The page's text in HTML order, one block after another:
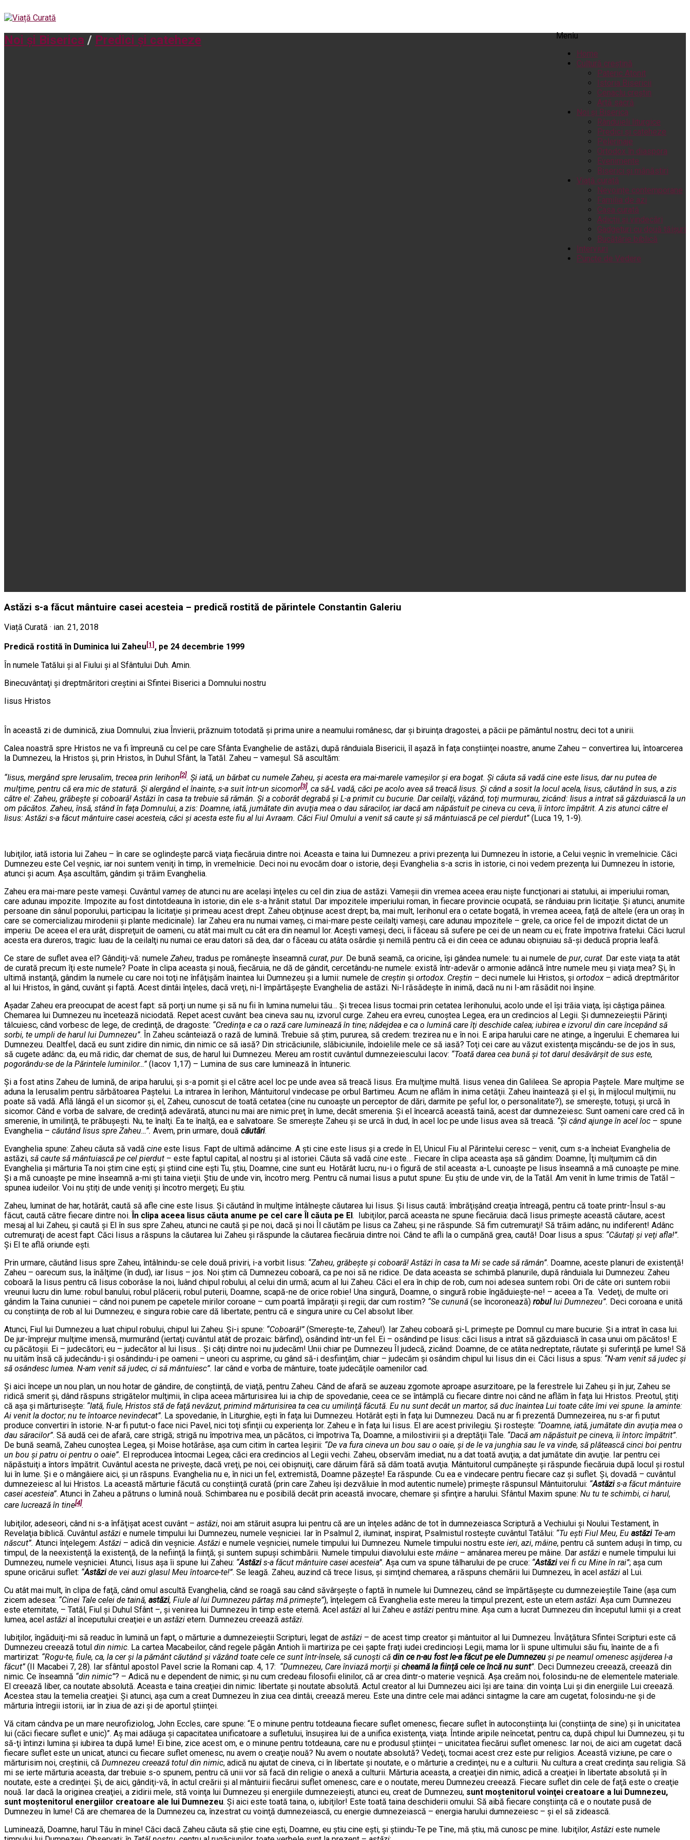
Meniu
Home
Cultură creștină
Pateric Atonit
Istoria Bisericii
Cenaclu creștin
Artă sacră
Noi și Biserica
Rânduieli liturgice
Predici și cateheze
Pelerinaje
Ortodox în diaspora
Evenimente
Biserici și mănăstiri
Viață curată
Nevoințe contemporane
Familia de azi
Casa curată
Adicții și vindecări
Gadgeturi cu două tăișuri
Bucătărie biblică
Interviuri
Puncte de Vedere
Noi și Biserica / Predici și cateheze
Astăzi s-a făcut mântuire casei acesteia – predică rostită de părintele Constantin Galeriu
Viață Curată · ian. 21, 2018
Predică rostită în Duminica lui Zaheu[1] , pe 24 decembrie 1999
În numele Tatălui şi al Fiului şi al Sfântului Duh. Amin.
Binecuvântaţi şi dreptmăritori creştini ai Sfintei Biserici a Domnului nostru
Iisus Hristos
În această zi de duminică, ziua Domnului, ziua Învierii, prăznuim totodată şi prima unire a neamului românesc, dar şi biruinţa dragostei, a păcii pe pământul nostru; deci tot a unirii.
Calea noastră spre Hristos ne va fi împreună cu cel pe care Sfânta Evanghelie de astăzi, după rânduiala Bisericii, îl aşază în faţa conştiinţei noastre, anume Zaheu – convertirea lui, întoarcerea
la Dumnezeu, la Hristos şi, prin Hristos, în Duhul Sfânt, la Tatăl. Zaheu – vameşul. Să ascultăm:
“Iisus, mergând spre Ierusalim, trecea prin Ierihon[2]. Şi iată, un bărbat cu numele Zaheu, şi acesta era mai-marele vameşilor şi era bogat. Şi căuta să vadă cine este Iisus, dar nu putea de
mulţime, pentru că era mic de statură. Şi alergând el înainte, s-a suit într-un sicomor[3], ca să-L vadă, căci pe acolo avea să treacă Iisus. Şi când a sosit la locul acela, Iisus, căutând în sus, a zis
către el: Zaheu, grăbeşte şi coboară! Astăzi în casa ta trebuie să rămân. Şi a coborât degrabă şi L-a primit cu bucurie. Dar ceilalţi, văzând, toţi murmurau, zicând: Iisus a intrat să găzduiască la un
om păcătos. Zaheu, însă, stând în faţa Domnului, a zis: Doamne, iată, jumătate din avuţia mea o dau săracilor, iar dacă am năpăstuit pe cineva cu ceva, îi întorc împătrit. A zis atunci către el
Iisus: Astăzi s-a făcut mântuire casei acesteia, căci şi acesta este fiu al lui Avraam. Căci Fiul Omului a venit să caute şi să mântuiască pe cel pierdut”(Luca 19, 1-9).
Iubiţilor, iată istoria lui Zaheu – în care se oglindeşte parcă viaţa fiecăruia dintre noi. Aceasta e taina lui Dumnezeu: a privi prezenţa lui Dumnezeu în istorie, a Celui veşnic în vremelnicie. Căci
Dumnezeu este Cel veşnic, iar noi suntem veniţi în timp, în vremelnicie. Deci noi nu evocăm doar o istorie, deşi Evanghelia s-a scris în istorie, ci noi vedem prezenţa lui Dumnezeu în istorie,
atunci şi acum. Aşa ascultăm, gândim şi trăim Evanghelia.
Zaheu era mai-mare peste vameşi. Cuvântul vameş de atunci nu are acelaşi înţeles cu cel din ziua de astăzi. Vameşii din vremea aceea erau nişte funcţionari ai statului, ai imperiului roman,
care adunau impozite. Impozite au fost dintotdeauna în istorie; din ele s-a hrănit statul. Dar impozitele imperiului roman, în fiecare provincie ocupată, se rânduiau prin licitaţie. Şi atunci, anumite
persoane din sânul poporului, participau la licitaţie şi primeau acest drept. Zaheu obţinuse acest drept; ba, mai mult, Ierihonul era o cetate bogată, în vremea aceea, faţă de altele (era un oraş în
care se comercializau mirodenii şi plante medicinale). Iar Zaheu era nu numai vameş, ci mai-mare peste ceilalţi vameşi, care adunau impozitele – grele, ca orice fel de impozit dictat de un
imperiu. De aceea el era urât, dispreţuit de oameni, cu atât mai mult cu cât era din neamul lor. Aceşti vameşi, deci, îi făceau să sufere pe cei de un neam cu ei; frate împotriva fratelui. Căci lucrul
acesta era dureros, tragic: luau de la ceilalţi nu numai ce erau datori să dea, dar o făceau cu atâta osârdie şi nemilă pentru că ei din ceea ce adunau obişnuiau să-şi deducă propria leafă.
Ce stare de suflet avea el? Gândiţi-vă: numele Zaheu, tradus pe româneşte înseamnă curat, pur. De bună seamă, ca oricine, îşi gândea numele: tu ai numele de pur, curat. Dar este viaţa ta atât
de curată precum îţi este numele? Poate în clipa aceasta şi nouă, fiecăruia, ne dă de gândit, cercetându-ne numele: există într-adevăr o armonie adâncă între numele meu şi viaţa mea? Şi, în
ultimă instanţă, gândim la numele cu care noi toţi ne înfăţişăm înaintea lui Dumnezeu şi a lumii: numele de creştin şi ortodox. Creştin – deci numele lui Hristos, şi ortodox – adică dreptmăritor
al lui Hristos, în gând, cuvânt şi faptă. Acest dintâi înţeles, dacă vreţi, ni-l împărtăşeşte Evanghelia de astăzi. Ni-l răsădeşte în inimă, dacă nu ni l-am răsădit noi înşine.
Aşadar Zaheu era preocupat de acest fapt: să porţi un nume şi să nu fii în lumina numelui tău… Şi trecea Iisus tocmai prin cetatea Ierihonului, acolo unde el îşi trăia viaţa, îşi câştiga pâinea.
Chemarea lui Dumnezeu nu încetează niciodată. Repet acest cuvânt: bea cineva sau nu, izvorul curge. Zaheu era evreu, cunoştea Legea, era un credincios al Legii. Şi dumnezeieştii Părinţi
tâlcuiesc, când vorbesc de lege, de credinţă, de dragoste: “Credinţa e ca o rază care luminează în tine; nădejdea e ca o lumină care îţi deschide calea; iubirea e izvorul din care începând să
sorbi, te umpli de harul lui Dumnezeu”. În Zaheu scânteiază o rază de lumină. Trebuie să ştim, pururea, să credem: trezirea nu e în noi. E aripa harului care ne atinge, a îngerului. E chemarea lui
Dumnezeu. Dealtfel, dacă eu sunt zidire din nimic, din nimic ce să iasă? Din stricăciunile, slăbiciunile, îndoielile mele ce să iasă? Toţi cei care au văzut existenţa mişcându-se de jos în sus,
să cugete adânc: da, eu mă ridic, dar chemat de sus, de harul lui Dumnezeu. Mereu am rostit cuvântul dumnezeiescului Iacov: “Toată darea cea bună şi tot darul desăvârşit de sus este,
pogorându-se de la Părintele luminilor…”(Iacov 1,17) – Lumina de sus care luminează în întuneric.
Şi a fost atins Zaheu de lumină, de aripa harului, şi s-a pornit şi el către acel loc pe unde avea să treacă Iisus. Era mulţime multă. Iisus venea din Galileea. Se apropia Paştele. Mare mulţime se
aduna la Ierusalim pentru sărbătoarea Paştelui. La intrarea în Ierihon, Mântuitorul vindecase pe orbul Bartimeu. Acum ne aflăm în inima cetăţii. Zaheu înaintează şi el şi, în mijlocul mulţimii, nu
poate să vadă. Află lângă el un sicomor şi, el, Zaheu, cunoscut de toată cetatea (cine nu cunoaşte un perceptor de dări, darmite pe şeful lor, o personalitate?), se smereşte, totuşi, şi urcă în
sicomor. Când e vorba de salvare, de credinţă adevărată, atunci nu mai are nimic preţ în lume, decât smerenia. Şi el încearcă această taină, acest dar dumnezeiesc. Sunt oameni care cred că în
smerenie, în umilinţă, te prăbuşeşti. Nu, te înalţi. Ea te înalţă, ea e salvatoare. Se smereşte Zaheu şi se urcă în dud, în acel loc pe unde Iisus avea să treacă. “Şi când ajunge în acel loc – spune
Evanghelia – căutând Iisus spre Zaheu…”. Avem, prin urmare, două căutări.
Evanghelia spune: Zaheu căuta să vadă cine este Iisus. Fapt de ultimă adâncime. A şti cine este Iisus şi a crede în El, Unicul Fiu al Părintelui ceresc – venit, cum s-a încheiat Evanghelia de
astăzi, să caute să mântuiască pe cel pierdut – este faptul capital, al nostru şi al istoriei. Căuta să vadă cine este… Fiecare în clipa aceasta aşa să gândim: Doamne, Îţi mulţumim că din
Evanghelia şi mărturia Ta noi ştim cine eşti; şi ştiind cine eşti Tu, ştiu, Doamne, cine sunt eu. Hotărât lucru, nu-i o figură de stil aceasta: a-L cunoaşte pe Iisus înseamnă a mă cunoaşte pe mine.
Şi a mă cunoaşte pe mine înseamnă a-mi şti taina vieţii. Ştiu de unde vin, încotro merg. Pentru că numai Iisus a putut spune: Eu ştiu de unde vin, de la Tatăl. Am venit în lume trimis de Tatăl –
spunea iudeilor. Voi nu ştiţi de unde veniţi şi încotro mergeţi; Eu ştiu.
Zaheu, luminat de har, hotărât, caută să afle cine este Iisus. Şi căutând în mulţime întâlneşte căutarea lui Iisus. Şi Iisus caută: îmbrăţişând creaţia întreagă, pentru că toate printr-Însul s-au
făcut, caută către fiecare dintre noi. În clipa aceea Iisus căuta anume pe cel care Îl căuta pe El . Iubiţilor, parcă aceasta ne spune fiecăruia: dacă Iisus primeşte această căutare, acest
mesaj al lui Zaheu, şi caută şi El în sus spre Zaheu, atunci ne caută şi pe noi, dacă şi noi Îl căutăm pe Iisus ca Zaheu; şi ne răspunde. Să fim cutremuraţi! Să trăim adânc, nu indiferent! Adânc
cutremuraţi de acest fapt. Căci Iisus a răspuns la căutarea lui Zaheu şi răspunde la căutarea fiecăruia dintre noi. Când te afli la o cumpănă grea, caută! Doar Iisus a spus: “Căutaţi şi veţi afla!”.
Şi El te află oriunde eşti.
Prin urmare, căutând Iisus spre Zaheu, întâlnindu-se cele două priviri, i-a vorbit Iisus: “Zaheu, grăbeşte şi coboară! Astăzi în casa ta Mi se cade să rămân”. Doamne, aceste planuri de existenţă!
Zaheu – oarecum sus, la înălţime (în dud), iar Iisus – jos. Noi ştim că Dumnezeu coboară, ca pe noi să ne ridice. De data aceasta se schimbă planurile, după rânduiala lui Dumnezeu: Zaheu
coboară la Iisus pentru că Iisus coborâse la noi, luând chipul robului, al celui din urmă; acum al lui Zaheu. Căci el era în chip de rob, cum noi adesea suntem robi. Ori de câte ori suntem robii
vreunui lucru din lume: robul banului, robul plăcerii, robul puterii, Doamne, scapă-ne de orice robie! Una singură, Doamne, o singură robie îngăduieşte-ne! – aceea a Ta. Vedeţi, de multe ori
gândim la Taina cununiei – când noi punem pe capetele mirilor coroane – cum poartă împăraţii şi regii; dar cum rostim? “Se cunună (se încoronează) robullui Dumnezeu”. Deci coroana e unită
cu conştiinţa de rob al lui Dumnezeu; e singura robie care dă libertate; pentru că e singura unire cu Cel absolut liber.
Atunci, Fiul lui Dumnezeu a luat chipul robului, chipul lui Zaheu. Şi-i spune: “Coboară!”(Smereşte-te, Zaheu!). Iar Zaheu coboară şi-L primeşte pe Domnul cu mare bucurie. Şi a intrat în casa lui.
De jur-împrejur mulţime imensă, murmurând (iertaţi cuvântul atât de prozaic: bârfind), osândind într-un fel. Ei – osândind pe Iisus: căci Iisus a intrat să găzduiască în casa unui om păcătos! E
cu păcătoşii. Ei – judecători; eu – judecător al lui Iisus… Şi câţi dintre noi nu judecăm! Unii chiar pe Dumnezeu Îl judecă, zicând: Doamne, de ce atâta nedreptate, răutate şi suferinţă pe lume! Să
nu uităm însă că judecându-i şi osândindu-i pe oameni – uneori cu asprime, cu gând să-i desfiinţăm, chiar – judecăm şi osândim chipul lui Iisus din ei. Căci Iisus a spus: “N-am venit să judec şi
să osândesc lumea. N-am venit să judec, ci să mântuiesc”. Iar când e vorba de mântuire, toate judecăţile oamenilor cad.
Şi aici începe un nou plan, un nou hotar de gândire, de conştiinţă, de viaţă, pentru Zaheu. Când de afară se auzeau zgomote aproape asurzitoare, pe la ferestrele lui Zaheu şi în jur, Zaheu se
ridică smerit şi, dând răspuns strigătelor mulţimii, în clipa aceea mărturisirea lui ia chip de spovedanie, ceea ce se întâmplă cu fiecare dintre noi când ne aflăm în faţa lui Hristos. Preotul, ştiţi
că aşa şi mărturiseşte: “Iată, fiule, Hristos stă de faţă nevăzut, primind mărturisirea ta cea cu umilinţă făcută. Eu nu sunt decât un martor, să duc înaintea Lui toate câte îmi vei spune. Ia aminte:
Ai venit la doctor; nu te întoarce nevindecat”. La spovedanie, în Liturghie, eşti în faţa lui Dumnezeu. Hotărât eşti în faţa lui Dumnezeu. Dacă nu ar fi prezentă Dumnezeirea, nu s-ar fi putut
produce convertiri în istorie. N-ar fi putut-o face nici Pavel, nici toţi sfinţii cu experienţa lor. Zaheu e în faţa lui Iisus. El are acest privilegiu. Şi rosteşte: “Doamne, iată, jumătate din avuţia mea o
dau săracilor”. Să audă cei de afară, care strigă; strigă nu împotriva mea, un păcătos, ci împotriva Ta, Doamne, a milostivirii şi a dreptăţii Tale. “Dacă am năpăstuit pe cineva, îi întorc împătrit”.
De bună seamă, Zaheu cunoştea Legea, şi Moise hotărâse, aşa cum citim în cartea Ieşirii: “De va fura cineva un bou sau o oaie, şi de le va junghia sau le va vinde, să plătească cinci boi pentru
un bou şi patru oi pentru o oaie”. El reproducea întocmai Legea; căci era credincios al Legii vechi. Zaheu, observăm imediat, nu a dat toată avuţia; a dat jumătate din avuţie. Iar pentru cei
năpăstuiţi a întors împătrit. Cuvântul acesta ne priveşte, dacă vreţi, pe noi, cei obişnuiţi, care dăruim fără să dăm toată avuţia. Mântuitorul cumpăneşte şi răspunde fiecăruia după locul şi rostul
lui în lume. Şi e o mângâiere aici, şi un răspuns. Evanghelia nu e, în nici un fel, extremistă, Doamne păzeşte! Ea răspunde. Cu ea e vindecare pentru fiecare caz şi suflet. Şi, dovadă – cuvântul
dumnezeiesc al lui Hristos. La această mărturie făcută cu conştiinţă curată (prin care Zaheu îşi dezvăluie în mod autentic numele) primeşte răspunsul Mântuitorului: “Astăzis-a făcut mântuire
casei acesteia”. Atunci în Zaheu a pătruns o lumină nouă. Schimbarea nu e posibilă decât prin această invocare, chemare şi sfinţire a harului. Sfântul Maxim spune: Nu tu te schimbi, ci harul,
care lucrează în tine[4].
Iubiţilor, adeseori, când ni s-a înfăţişat acest cuvânt – astăzi, noi am stăruit asupra lui pentru că are un înţeles adânc de tot în dumnezeiasca Scriptură a Vechiului şi Noului Testament, în
Revelaţia biblică. Cuvântul astăzi e numele timpului lui Dumnezeu, numele veşniciei. Iar în Psalmul 2, iluminat, inspirat, Psalmistul rosteşte cuvântul Tatălui: “Tu eşti Fiul Meu, Eu astăziTe-am
născut”. Atunci înţelegem: Astăzi – adică din veşnicie. Astăzi e numele veşniciei, numele timpului lui Dumnezeu. Numele timpului nostru este ieri, azi, mâine, pentru că suntem aduşi în timp, cu
timpul, de la neexistenţă la existenţă, de la nefiinţă la fiinţă; şi suntem supuşi schimbării. Numele timpului diavolului este mâine – amânarea mereu pe mâine. Dar astăzi e numele timpului lui
Dumnezeu, numele veşniciei. Atunci, Iisus aşa îi spune lui Zaheu: “Astăzis-a făcut mântuire casei acesteia”. Aşa cum va spune tâlharului de pe cruce: “Astăzivei fi cu Mine în rai”; aşa cum
spune oricărui suflet: “Astăzide vei auzi glasul Meu întoarce-te!”. Se leagă. Zaheu, auzind că trece Iisus, şi simţind chemarea, a răspuns chemării lui Dumnezeu, în acel astăzi al Lui.
Cu atât mai mult, în clipa de faţă, când omul ascultă Evanghelia, când se roagă sau când săvârşeşte o faptă în numele lui Dumnezeu, când se împărtăşeşte cu dumnezeieştile Taine (aşa cum
zicem adesea: “Cinei Tale celei de taină, astăzi, Fiule al lui Dumnezeu părtaş mă primeşte”), înţelegem că Evanghelia este mereu la timpul prezent, este un etern astăzi. Aşa cum Dumnezeu
este eternitate, – Tatăl, Fiul şi Duhul Sfânt –, şi venirea lui Dumnezeu în timp este eternă. Acel astăzi al lui Zaheu e astăzi pentru mine. Aşa cum a lucrat Dumnezeu din începutul lumii şi a creat
lumea, acel astăzi al începutului creaţiei e un astăzi etern. Dumnezeu creează astăzi.
Iubiţilor, îngăduiţi-mi să readuc în lumină un fapt, o mărturie a dumnezeieştii Scripturi, legat de astăzi – de acest timp creator şi mântuitor al lui Dumnezeu. Învăţătura Sfintei Scripturi este că
Dumnezeu creează totul din nimic. La cartea Macabeilor, când regele păgân Antioh îi martiriza pe cei şapte fraţi iudei credincioşi Legii, mama lor îi spune ultimului său fiu, înainte de a fi
martirizat: “Rogu-te, fiule, ca, la cer şi la pământ căutând şi văzând toate cele ce sunt într-însele, să cunoşti că din ce n-au fost le-a făcut pe ele Dumnezeu şi pe neamul omenesc aşijderea l-a
făcut”(II Macabei 7, 28). Iar sfântul apostol Pavel scrie la Romani cap. 4, 17: “Dumnezeu, Care înviază morţii şi cheamă la fiinţă cele ce încă nu sunt”. Deci Dumnezeu creează, creează din
nimic. Ce înseamnă “din nimic”? – Adică nu e dependent de nimic; şi nu cum credeau filosofii elinilor, că ar crea dintr-o materie veşnică. Aşa creăm noi, folosindu-ne de elementele materiale.
El creează liber, ca noutate absolută. Aceasta e taina creaţiei din nimic: libertate şi noutate absolută. Actul creator al lui Dumnezeu aici îşi are taina: din voinţa Lui şi din energiile Lui creează.
Acestea stau la temelia creaţiei. Şi atunci, aşa cum a creat Dumnezeu în ziua cea dintâi, creează mereu. Este una dintre cele mai adânci sintagme la care am cugetat, folosindu-ne şi de
mărturia întregii istorii, iar în ziua de azi şi de aportul ştiinţei.
Vă citam cândva pe un mare neurofiziolog, John Eccles, care spune: “E o minune pentru totdeauna fiecare suflet omenesc, fiecare suflet în autoconştiinţa lui (conştiinţa de sine) şi în unicitatea
lui (căci fiecare suflet e unic)”. Aş mai adăuga şi capacitatea unificatoare a sufletului, însuşirea lui de a unifica existenţa, viaţa. Întinde aripile neîncetat, pentru ca, după chipul lui Dumnezeu, şi tu
să-ţi întinzi lumina şi iubirea ta după lume! Ei bine, zice acest om, e o minune pentru totdeauna, care nu e produsul ştiinţei – unicitatea fiecărui suflet omenesc. Iar noi, de aici am cugetat: dacă
fiecare suflet este un unicat, atunci cu fiecare suflet omenesc, nu avem o creaţie nouă? Nu avem o noutate absolută? Vedeţi, tocmai acest crez este pur religios. Această viziune, pe care o
mărturisim noi, creştinii, că Dumnezeu creează totul din nimic, adică nu ajutat de cineva, ci în libertate şi noutate, e o mărturie a credinţei, nu e a culturii. Nu cultura a creat credinţa sau religia. Să
mi se ierte mărturia aceasta, dar trebuie s-o spunem, pentru că unii vor să facă din religie o anexă a culturii. Mărturia aceasta, a creaţiei din nimic, adică a creaţiei în libertate absolută şi în
noutate, este a credinţei. Şi, de aici, gândiţi-vă, în actul creării şi al mântuirii fiecărui suflet omenesc, care e o noutate, mereu Dumnezeu creează. Fiecare suflet din cele de faţă este o creaţie
nouă. Iar dacă la originea creaţiei, a zidirii mele, stă voinţa lui Dumnezeu şi energiile dumnezeieşti, atunci eu, creat de Dumnezeu, sunt moştenitorul voinţei creatoare a lui Dumnezeu,
sunt moştenitorul energiilor creatoare ale lui Dumnezeu. Şi aici este toată taina, o, iubiţilor! Este toată taina deschiderii omului. Să aibă fiecare conştiinţa că e o noutate pusă de
Dumnezeu în lume! Că are chemarea de la Dumnezeu ca, înzestrat cu voinţă dumnezeiască, cu energie dumnezeiască – energia harului dumnezeiesc – şi el să zidească.
Luminează, Doamne, harul Tău în mine! Căci dacă Zaheu căuta să ştie cine eşti, Doamne, eu ştiu cine eşti, şi ştiindu-Te pe Tine, mă ştiu, mă cunosc pe mine. Iubiţilor, Astăzi este numele